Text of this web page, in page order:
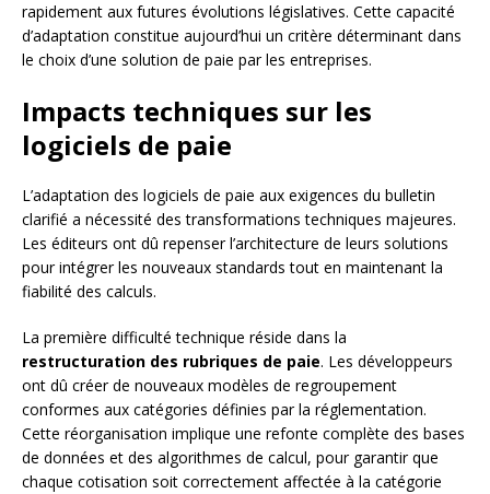
rapidement aux futures évolutions législatives. Cette capacité
d’adaptation constitue aujourd’hui un critère déterminant dans
le choix d’une solution de paie par les entreprises.
Impacts techniques sur les
logiciels de paie
L’adaptation des logiciels de paie aux exigences du bulletin
clarifié a nécessité des transformations techniques majeures.
Les éditeurs ont dû repenser l’architecture de leurs solutions
pour intégrer les nouveaux standards tout en maintenant la
fiabilité des calculs.
La première difficulté technique réside dans la
restructuration des rubriques de paie. Les développeurs
ont dû créer de nouveaux modèles de regroupement
conformes aux catégories définies par la réglementation.
Cette réorganisation implique une refonte complète des bases
de données et des algorithmes de calcul, pour garantir que
chaque cotisation soit correctement affectée à la catégorie